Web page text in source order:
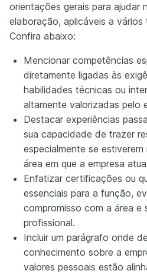
orientações gerais para ajudar
elaboração, aplicáveis a
Confira abaixo:
Mencionar competências
diretamente ligadas às
habilidades técnicas ou
altamente valorizadas pelo
Destacar experiências
sua capacidade de trazer
especialmente se
área em que a empresa
Enfatizar certificações ou
essenciais para a função,
compromisso com a área e
profissional.
Incluir um parágrafo onde
conhecimento sobre a
valores pessoais estão